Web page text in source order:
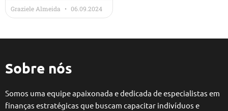
Graziele Almeida 06.09.2024
Sobre nós
Somos uma equipe apaixonada e dedicada de especialistas em
finanças estratégicas que buscam capacitar indivíduos e